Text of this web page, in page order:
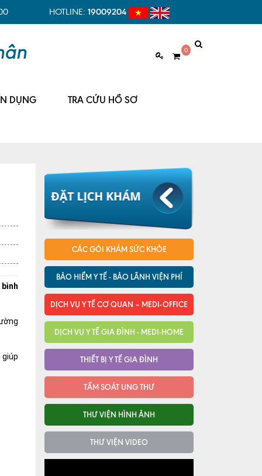
HOTLINE: 19009204
0
DỤNG TRA CỨU HỒ SƠ
CÁC GÓI KHÁM SỨC KHỎE
BẢO HIỂM Y TẾ - BẢO LÃNH VIỆN PHÍ
DỊCH VỤ Y TẾ CƠ QUAN – MEDI-OFFICE
DỊCH VỤ Y TẾ GIA ĐÌNH - MEDI-HOME
THIẾT BỊ Y TẾ GIA ĐÌNH
TẦM SOÁT UNG THƯ
THƯ VIỆN HÌNH ẢNH
THƯ VIỆN VIDEO